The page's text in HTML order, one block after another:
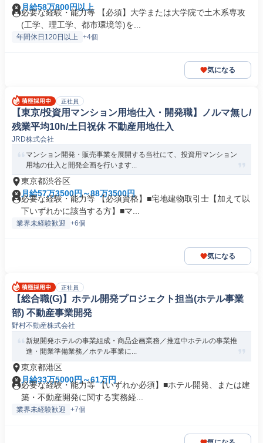
月給58万800円以上
必要な経験・能力等 【必須】大学または大学院で土木系専攻
(工学、理工学、都市環境等)を...
年間休日120日以上 +4個
気になる
正社員
【東京/投資用マンション用地仕入・開発職】ノルマ無し/
残業平均10h/土日祝休 不動産用地仕入
JRD株式会社
マンション開発・販売事業を展開する当社にて、投資用マンション
用地の仕入と開発企画を行います...
東京都渋谷区
月給57万3500円～88万3500円
必要な経験・能力等 【必須資格】■宅地建物取引士【加えて以
下いずれかに該当する方】■マ...
業界未経験歓迎 +6個
気になる
正社員
【総合職(G)】ホテル開発プロジェクト担当(ホテル事業
部) 不動産事業開発
野村不動産株式会社
新規開発ホテルの事業組成・商品企画業務／推進中ホテルの事業推
進・開業準備業務／ホテル事業に...
東京都港区
月給33万5000円～61万円
必要な経験・能力等 【いずれか必須】■ホテル開発、または建
築・不動産開発に関する実務経...
業界未経験歓迎 +7個